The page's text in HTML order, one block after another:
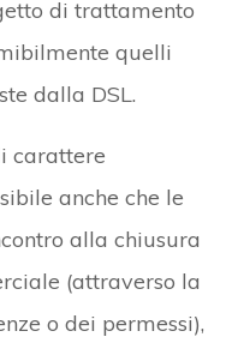
di trattamento
quelli
dalla DSL.
carattere
anche che le
alla chiusura
(attraverso la
o dei permessi),